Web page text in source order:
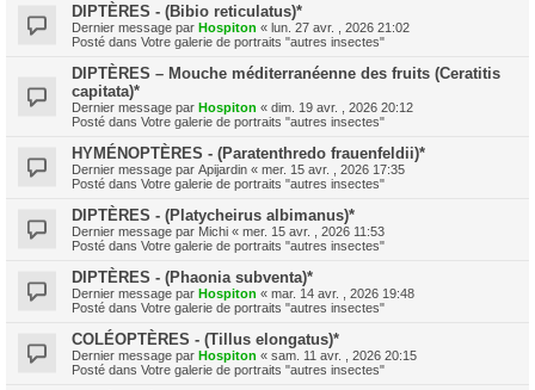
DIPTÈRES - (Bibio reticulatus)*
Dernier message par Hospiton « lun. 27 avr. , 2026 21:02
Posté dans Votre galerie de portraits "autres insectes"
DIPTÈRES – Mouche méditerranéenne des fruits (Ceratitis
capitata)*
Dernier message par Hospiton « dim. 19 avr. , 2026 20:12
Posté dans Votre galerie de portraits "autres insectes"
HYMÉNOPTÈRES - (Paratenthredo frauenfeldii)*
Dernier message par Apijardin « mer. 15 avr. , 2026 17:35
Posté dans Votre galerie de portraits "autres insectes"
DIPTÈRES - (Platycheirus albimanus)*
Dernier message par Michi « mer. 15 avr. , 2026 11:53
Posté dans Votre galerie de portraits "autres insectes"
DIPTÈRES - (Phaonia subventa)*
Dernier message par Hospiton « mar. 14 avr. , 2026 19:48
Posté dans Votre galerie de portraits "autres insectes"
COLÉOPTÈRES - (Tillus elongatus)*
Dernier message par Hospiton « sam. 11 avr. , 2026 20:15
Posté dans Votre galerie de portraits "autres insectes"